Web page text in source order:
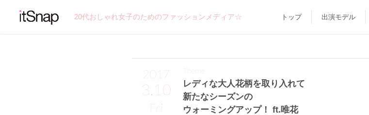
20代おしゃれ女子のためのファッションメディア☆ トップ 出演モデル
2017
3.10
Fri
レディな大人花柄を取り入れて
新たなシーズンの
ウォーミングアップ！ ft.唯花
Theme